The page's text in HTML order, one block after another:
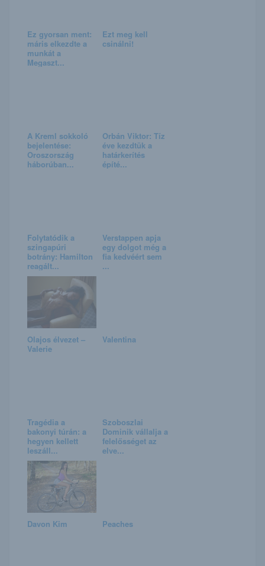
Ez gyorsan ment:
máris elkezdte a
munkát a
Megaszt...
Ezt meg kell
csinálni!
A Kreml sokkoló
bejelentése:
Oroszország
háborúban...
Orbán Viktor: Tíz
éve kezdtük a
határkerítés
építé...
Folytatódik a
szingapúri
botrány: Hamilton
reagált...
Verstappen apja
egy dolgot még a
fia kedvéért sem
...
Olajos élvezet –
Valerie
Valentina
Tragédia a
bakonyi túrán: a
hegyen kellett
leszáll...
Szoboszlai
Dominik vállalja a
felelősséget az
elve...
Davon Kim Peaches